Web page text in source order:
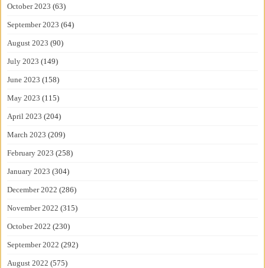
October 2023 (63)
September 2023 (64)
August 2023 (90)
July 2023 (149)
June 2023 (158)
May 2023 (115)
April 2023 (204)
March 2023 (209)
February 2023 (258)
January 2023 (304)
December 2022 (286)
November 2022 (315)
October 2022 (230)
September 2022 (292)
August 2022 (575)